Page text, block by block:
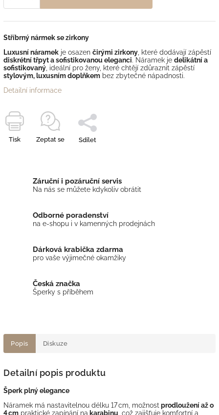
Stříbrný nármek se zirkony
Luxusní náramek je osazen čirými zirkony , které dodávají zápěstí
diskrétní třpyt a sofistikovanou eleganci. Náramek je delikátní a
sofistikovaný , ideální pro ženy, které chtějí zdůraznit zápěstí
stylovým, luxusním doplňkem bez zbytečné nápadnosti.
Detailní informace
Tisk Zeptat se Sdílet
Záruční i pozáruční servis
Na nás se můžete kdykoliv obrátit
Odborné poradenství
na e-shopu i v kamenných prodejnách
Dárková krabička zdarma
pro vaše výjimečné okamžiky
Česká značka
Šperky s příběhem
Popis Diskuze
Detailní popis produktu
Šperk plný elegance
Náramek má nastavitelnou délku 17 cm, možnost prodloužení až o
4 cm praktické zapínání na karabinu , což zajišťuje komfortní a